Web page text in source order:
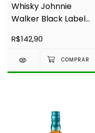
Whisky Johnnie
Walker Black Label
R$142,90